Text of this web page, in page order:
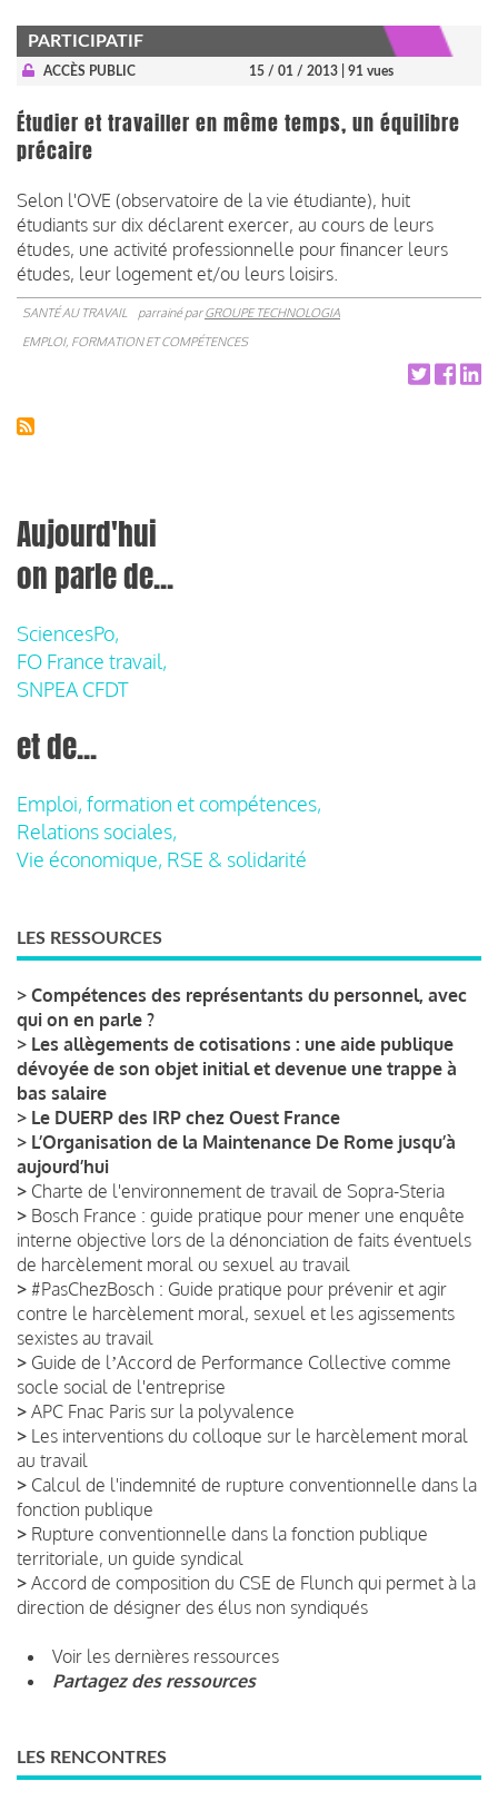
PARTICIPATIF
ACCÈS PUBLIC 15 / 01 / 2013 | 91 vues
Étudier et travailler en même temps, un équilibre
précaire
Selon l'OVE (observatoire de la vie étudiante), huit
étudiants sur dix déclarent exercer, au cours de leurs
études, une activité professionnelle pour financer leurs
études, leur logement et/ou leurs loisirs.
SANTÉ AU TRAVAIL parrainé parGROUPE TECHNOLOGIA
EMPLOI, FORMATION ET COMPÉTENCES
Aujourd'hui
on parle de...
SciencesPo,
FO France travail,
SNPEA CFDT
et de...
Emploi, formation et compétences,
Relations sociales,
Vie économique, RSE & solidarité
LES RESSOURCES
> Compétences des représentants du personnel, avec
qui on en parle ?
> Les allègements de cotisations : une aide publique
dévoyée de son objet initial et devenue une trappe à
bas salaire
> Le DUERP des IRP chez Ouest France
> L’Organisation de la Maintenance De Rome jusqu’à
aujourd’hui
> Charte de l'environnement de travail de Sopra-Steria
> Bosch France : guide pratique pour mener une enquête
interne objective lors de la dénonciation de faits éventuels
de harcèlement moral ou sexuel au travail
> #PasChezBosch : Guide pratique pour prévenir et agir
contre le harcèlement moral, sexuel et les agissements
sexistes au travail
> Guide de lʼAccord de Performance Collective comme
socle social de l'entreprise
> APC Fnac Paris sur la polyvalence
> Les interventions du colloque sur le harcèlement moral
au travail
> Calcul de l'indemnité de rupture conventionnelle dans la
fonction publique
> Rupture conventionnelle dans la fonction publique
territoriale, un guide syndical
> Accord de composition du CSE de Flunch qui permet à la
direction de désigner des élus non syndiqués
Voir les dernières ressources
Partagez des ressources
LES RENCONTRES